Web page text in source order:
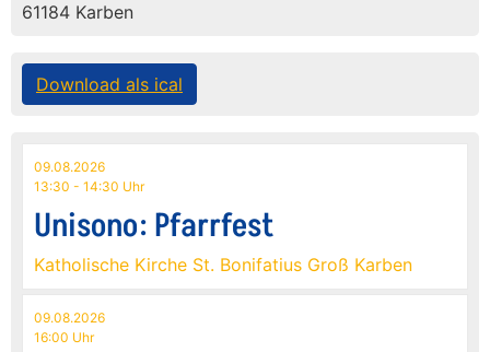
61184 Karben
Download als ical
09.08.2026
13:30 - 14:30 Uhr
Unisono: Pfarrfest
Katholische Kirche St. Bonifatius Groß Karben
09.08.2026
16:00 Uhr